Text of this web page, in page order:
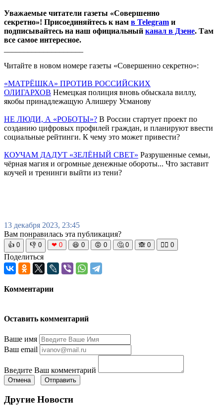
Уважаемые читатели газеты «Совершенно
секретно»! Присоединяйтесь к нам в Telegram и
подписывайтесь на наш официальный канал в Дзене. Там
все самое интересное.
Читайте в новом номере газеты «Совершенно секретно»:
«МАТРЁШКА» ПРОТИВ РОССИЙСКИХ
ОЛИГАРХОВ Немецкая полиция вновь обыскала виллу,
якобы принадлежащую Алишеру Усманову
НЕ ЛЮДИ, А «РОБОТЫ»? В России стартует проект по
созданию цифровых профилей граждан, и планируют ввести
социальные рейтинги. К чему это может привести?
КОУЧАМ ДАДУТ «ЗЕЛЁНЫЙ СВЕТ» Разрушенные семьи,
чёрная магия и огромные денежные обороты... Что заставит
коучей и тренинги выйти из тени?
13 декабря 2023, 23:45
Вам понравилась эта публикация?
👍 0 👎 0 ❤ 0 😆 0 😡 0 🤔 0 🙈 0 🧘‍♀️ 0
Поделиться
Комментарии
Оставить комментарий
Ваше имя
Ваш email
Введите Ваш комментарий
Отмена Отправить
Другие Новости